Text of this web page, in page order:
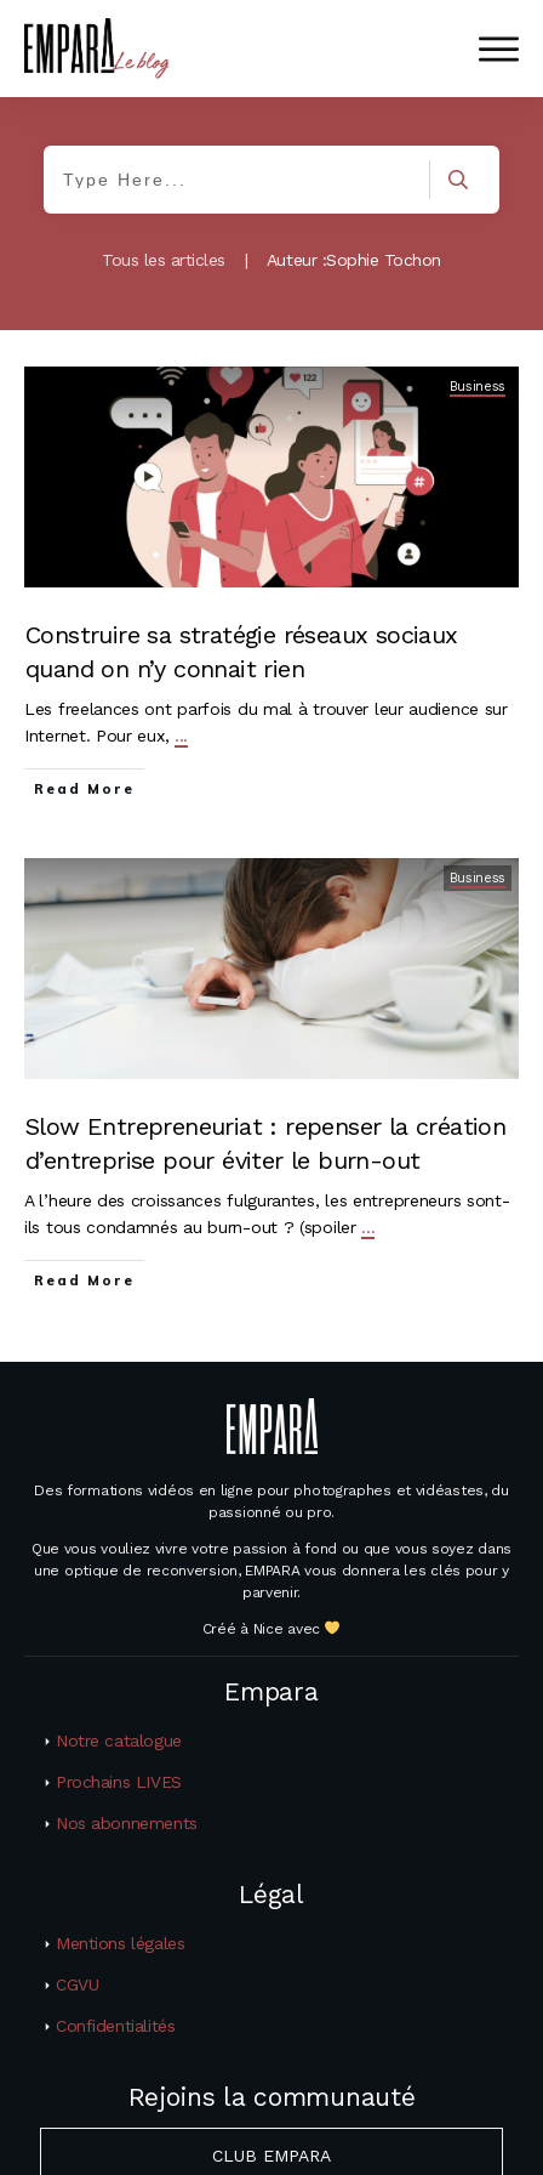
Tous les articles | Auteur :Sophie Tochon
Business
Construire sa stratégie réseaux sociaux
quand on n’y connait rien
Les freelances ont parfois du mal à trouver leur audience sur
Internet. Pour eux, ...
Read More
Business
Slow Entrepreneuriat : repenser la création
d’entreprise pour éviter le burn-out
A l’heure des croissances fulgurantes, les entrepreneurs sont-
ils tous condamnés au burn-out ? (spoiler ...
Read More
Des formations vidéos en ligne pour photographes et vidéastes, du
passionné ou pro.
Que vous vouliez vivre votre passion à fond ou que vous soyez dans
une optique de reconversion, EMPARA vous donnera les clés pour y
parvenir.
Créé à Nice avec
Empara
Notre catalogue
Prochains LIVES
Nos abonnements
Légal
Mentions légales
CGVU
Confidentialités
Rejoins la communauté
CLUB EMPARA